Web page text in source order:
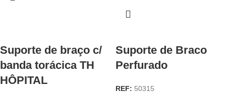
Suporte de braço c/
banda torácica TH
HÔPITAL
Suporte de Braco
Perfurado
REF: 50315